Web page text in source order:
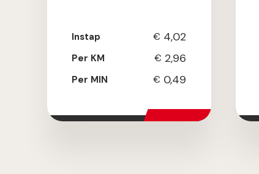
Instap € 4,02
Per KM € 2,96
Per MIN € 0,49